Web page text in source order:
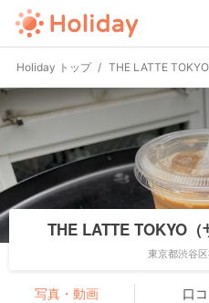
Holiday トップ THE LATTE
THE LATTE TOKYO（
東京都渋谷
写真・動画 口コ